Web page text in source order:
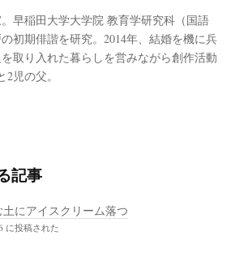
早稲田大学大学院 教育学研究科（国語
初期俳諧を研究。2014年、結婚を機に兵
取り入れた暮らしを営みながら創作活動
児の父。
記事
土にアイスクリーム落つ
に投稿された